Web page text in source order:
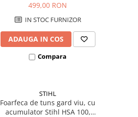
499,00 RON
IN STOC FURNIZOR
ADAUGA IN COS
Compara
STIHL
Foarfeca de tuns gard viu, cu
acumulator Stihl HSA 100,